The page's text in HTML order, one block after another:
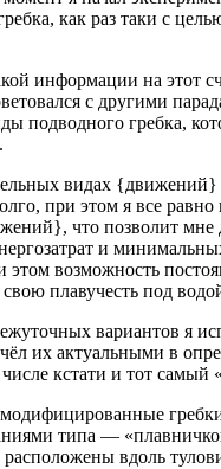
как раз таки с
информации на этот
с другими
подводного гребка,
видах {движений}
при этом я все
что позволит мне
и
этом возможность
плавучесть под
вариантов я
их актуальными в
кстати и тот самый
типа —
вдоль